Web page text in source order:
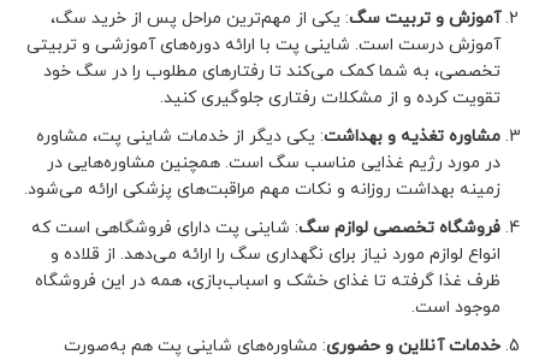
آموزش و تربیت سگ: یکی از مهم‌ترین مراحل پس از خرید سگ،
آموزش درست است. شاینی پت با ارائه دوره‌های آموزشی و تربیتی
تخصصی، به شما کمک می‌کند تا رفتارهای مطلوب را در سگ خود
تقویت کرده و از مشکلات رفتاری جلوگیری کنید.
مشاوره تغذیه و بهداشت: یکی دیگر از خدمات شاینی پت، مشاوره
در مورد رژیم غذایی مناسب سگ است. همچنین مشاوره‌هایی در
زمینه بهداشت روزانه و نکات مهم مراقبت‌های پزشکی ارائه می‌شود.
فروشگاه تخصصی لوازم سگ: شاینی پت دارای فروشگاهی است که
انواع لوازم مورد نیاز برای نگهداری سگ را ارائه می‌دهد. از قلاده و
ظرف غذا گرفته تا غذای خشک و اسباب‌بازی، همه در این فروشگاه
موجود است.
خدمات آنلاین و حضوری: مشاوره‌های شاینی پت هم به‌صورت